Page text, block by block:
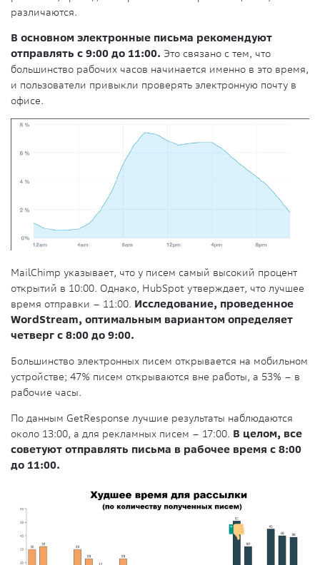
различаются.
В основном электронные письма рекомендуют
отправлять с 9:00 до 11:00. Это связано с тем, что
большинство рабочих часов начинается именно в это время,
и пользователи привыкли проверять электронную почту в
офисе.
MailChimp указывает, что у писем самый высокий процент
открытий в 10:00. Однако, HubSpot утверждает, что лучшее
время отправки – 11:00. Исследование, проведенное
WordStream, оптимальным вариантом определяет
четверг с 8:00 до 9:00.
Большинство электронных писем открывается на мобильном
устройстве; 47% писем открываются вне работы, а 53% – в
рабочие часы.
По данным GetResponse лучшие результаты наблюдаются
около 13:00, а для рекламных писем – 17:00. В целом, все
советуют отправлять письма в рабочее время с 8:00
до 11:00.